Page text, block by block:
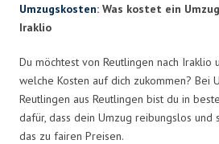
Umzugskosten: Was kostet ein
Iraklio
Du möchtest von Reutlingen nach Iraklio
welche Kosten auf dich zukommen? Bei
Reutlingen aus Reutlingen bist du in
dafür, dass dein Umzug reibungslos
das zu fairen Preisen.